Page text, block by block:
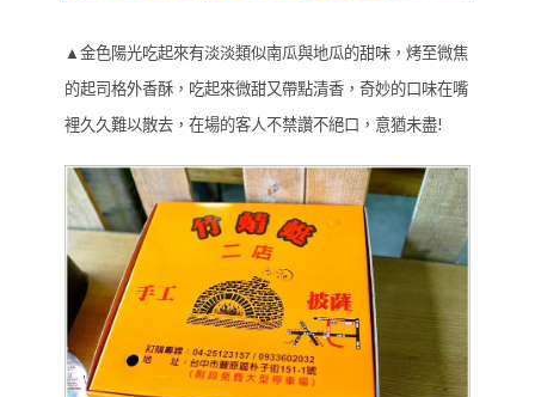
▲金色陽光吃起來有淡淡類似南瓜與地瓜的甜味，烤至微焦
的起司格外香酥，吃起來微甜又帶點清香，奇妙的口味在嘴
裡久久難以散去，在場的客人不禁讚不絕口，意猶未盡!